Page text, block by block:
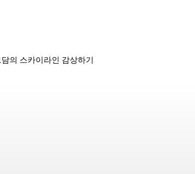
의 스카이라인 감상하기